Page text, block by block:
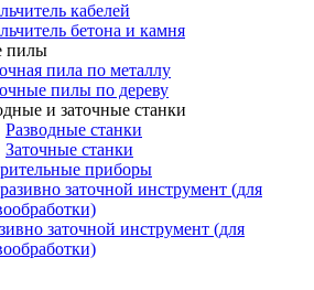
кабелей
бетона и камня
пилы
пила по металлу
пилы по дереву
и заточные станки
Разводные станки
Заточные станки
приборы
заточной инструмент (для